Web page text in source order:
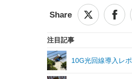
注目記事
10G光回線導入レポ